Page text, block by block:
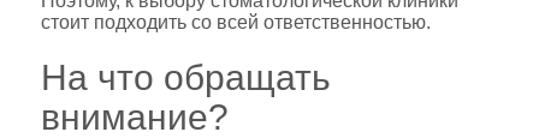
стоит подходить со всей ответственностью.
На что обращать
внимание?